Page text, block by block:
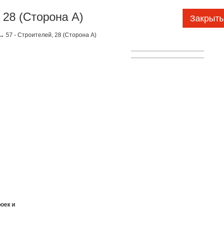
(Сторона А) Закрыть
→ 57 - Строителей, 28 (Сторона А)
и